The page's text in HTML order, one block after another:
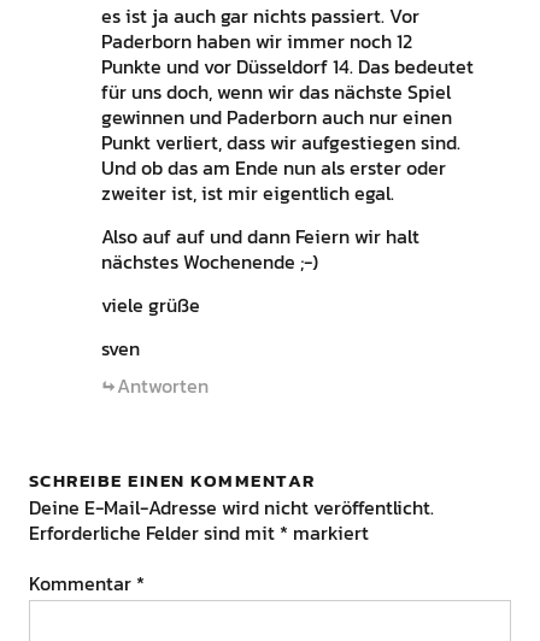
es ist ja auch gar nichts passiert. Vor
Paderborn haben wir immer noch 12
Punkte und vor Düsseldorf 14. Das bedeutet
für uns doch, wenn wir das nächste Spiel
gewinnen und Paderborn auch nur einen
Punkt verliert, dass wir aufgestiegen sind.
Und ob das am Ende nun als erster oder
zweiter ist, ist mir eigentlich egal.
Also auf auf und dann Feiern wir halt
nächstes Wochenende ;-)
viele grüße
sven
Antworten
SCHREIBE EINEN KOMMENTAR
Deine E-Mail-Adresse wird nicht veröffentlicht.
Erforderliche Felder sind mit * markiert
Kommentar *